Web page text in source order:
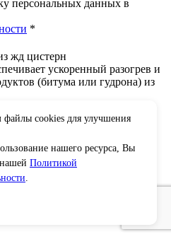
персональных данных в
*
жд цистерн
ускоренный разогрев и
(битума или гудрона) из
из жд цистерн
cookies для улучшения
нашего ресурса, Вы
Политикой
.